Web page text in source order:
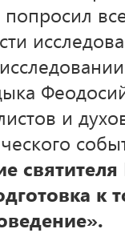
и
к